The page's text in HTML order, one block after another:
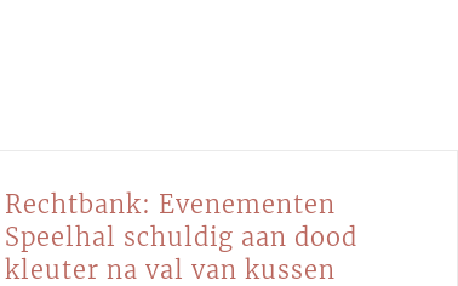
Rechtbank: Evenementen
Speelhal schuldig aan dood
kleuter na val van kussen